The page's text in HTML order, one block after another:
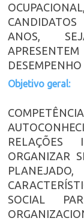
ANOS,
Objetivo geral:
RELAÇÕES
ORGANIZAR
SOCIAL